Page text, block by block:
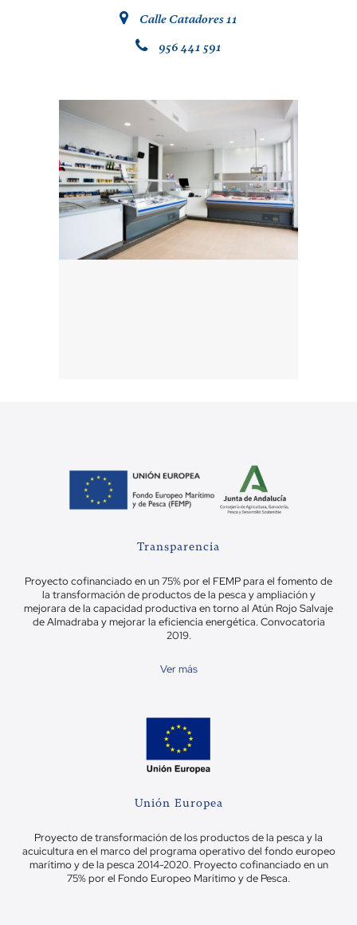
Calle Catadores 11
. 956 441 591
Transparencia
Proyecto cofinanciado en un 75% por el FEMP para el fomento de
la transformación de productos de la pesca y ampliación y
mejorara de la capacidad productiva en torno al Atún Rojo Salvaje
de Almadraba y mejorar la eficiencia energética. Convocatoria
2019.
Ver más
Unión Europea
Proyecto de transformación de los productos de la pesca y la
acuicultura en el marco del programa operativo del fondo europeo
marítimo y de la pesca 2014-2020. Proyecto cofinanciado en un
75% por el Fondo Europeo Marítimo y de Pesca.